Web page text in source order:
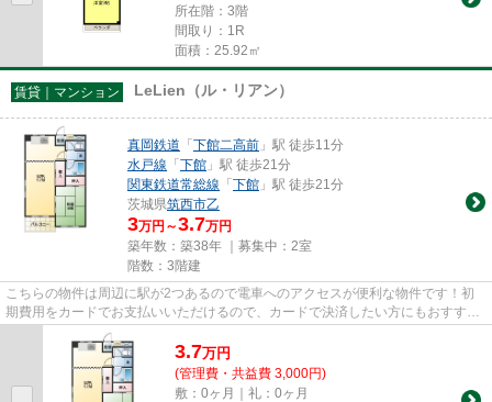
所在階：3階
間取り：1R
面積：25.92㎡
賃貸｜マンション LeLien（ル・リアン）
真岡鉄道 「下館二高前 」駅 徒歩11分
水戸線 「下館 」駅 徒歩21分
関東鉄道常総線 「下館 」駅 徒歩21分
茨城県筑西市乙
3万円～3.7万円
築年数：築38年 ｜募集中： 2室
階数：3階建
こちらの物件は周辺に駅が2つあるので電車へのアクセスが便利な物件です！初
期費用をカードでお支払いいただけるので、カードで決済したい方にもおすすめ
です！こちらはマンションタイ...
3.7万円
(管理費・共益費 3,000円)
敷：0ヶ月｜礼：0ヶ月